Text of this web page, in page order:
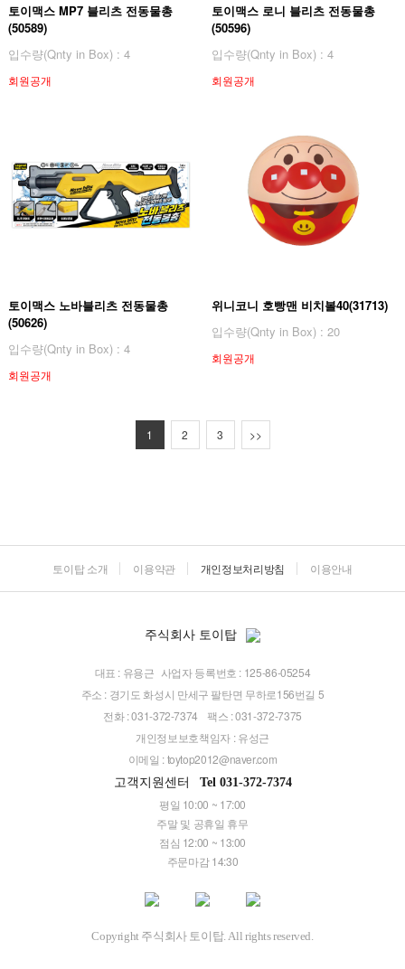
토이맥스 MP7 블리츠 전동물총
(50589)
입수량(Qnty in Box) : 4
회원공개
토이맥스 로니 블리츠 전동물총
(50596)
입수량(Qnty in Box) : 4
회원공개
토이맥스 노바블리츠 전동물총
(50626)
입수량(Qnty in Box) : 4
회원공개
위니코니 호빵맨 비치볼40(31713)
입수량(Qnty in Box) : 20
회원공개
1 2 3 >>
토이탑 소개 이용약관 개인정보처리방침 이용안내
주식회사 토이탑
대표 : 유용근 사업자 등록번호 : 125-86-05254
주소 : 경기도 화성시 만세구 팔탄면 무하로156번길 5
전화 : 031-372-7374
팩스 : 031-372-7375
개인정보보호책임자 : 유성근
이메일 :toytop2012@naver.com
고객지원센터 Tel 031-372-7374
평일 10:00 ~ 17:00
주말 및 공휴일 휴무
점심 12:00 ~ 13:00
주문마감 14:30
Copyright 주식회사 토이탑. All rights reserved.